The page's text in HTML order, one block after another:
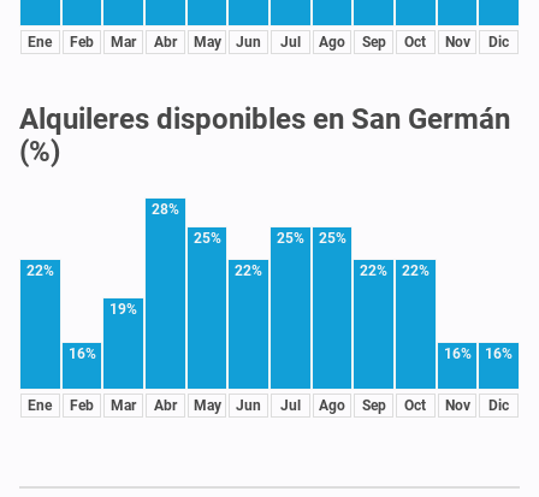
Ene Feb Mar Abr May Jun Jul Ago Sep Oct Nov Dic
Alquileres disponibles en San Germán
(%)
22%
Ene
16%
Feb
19%
Mar
28%
Abr
25%
May
22%
Jun
25%
Jul
25%
Ago
22%
Sep
22%
Oct
16%
Nov
16%
Dic